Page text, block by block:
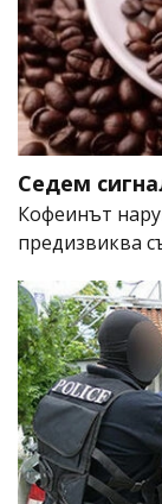
Седем
Кофеинът
предизвиква